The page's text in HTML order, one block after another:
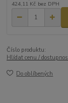
424,11 Kč bez DPH
Číslo produktu:
Hlídat cenu /
Do oblíbených